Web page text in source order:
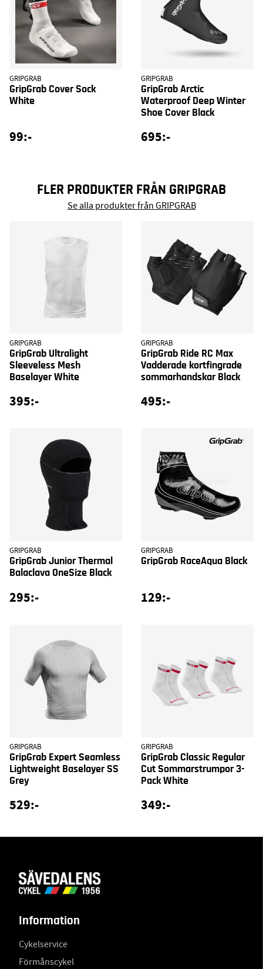
GRIPGRAB
GripGrab Cover Sock
White
99:-
GRIPGRAB
GripGrab Arctic
Waterproof Deep Winter
Shoe Cover Black
695:-
FLER PRODUKTER FRÅN GRIPGRAB
Se alla produkter från GRIPGRAB
GRIPGRAB
GripGrab Ultralight
Sleeveless Mesh
Baselayer White
395:-
GRIPGRAB
GripGrab Ride RC Max
Vadderade kortfingrade
sommarhandskar Black
495:-
GRIPGRAB
GripGrab Junior Thermal
Balaclava OneSize Black
295:-
GRIPGRAB
GripGrab RaceAqua Black
129:-
GRIPGRAB
GripGrab Expert Seamless
Lightweight Baselayer SS
Grey
529:-
GRIPGRAB
GripGrab Classic Regular
Cut Sommarstrumpor 3-
Pack White
349:-
Information
Cykelservice
Förmånscykel